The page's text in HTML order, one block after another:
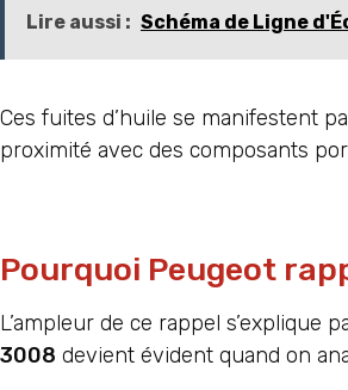
Lire aussi : Schéma de Ligne
Ces fuites d’huile se manifestent
proximité avec des composants
Pourquoi Peugeot
L’ampleur de ce rappel s’explique
3008 devient évident quand on